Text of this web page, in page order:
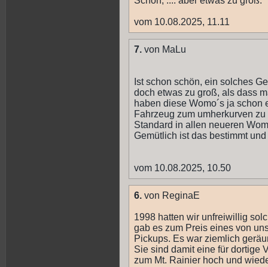
vom 10.08.2025, 11.11
7. von MaLu
Ist schon schön, ein solches
doch etwas zu groß, als dass
haben diese Womo´s ja
Fahrzeug zum umherkurven
Standard in allen neueren
Gemütlich ist das bestimmt
vom 10.08.2025, 10.50
6. von ReginaE
1998 hatten wir unfreiwillig
gab es zum Preis eines von
Pickups. Es war ziemlich
Sie sind damit eine für dortige
zum Mt. Rainier hoch und